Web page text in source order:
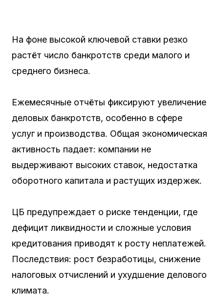
На фоне высокой ключевой ставки резко
растёт число банкротств среди малого и
среднего бизнеса.
Ежемесячные отчёты фиксируют увеличение
деловых банкротств, особенно в сфере
услуг и производства. Общая экономическая
активность падает: компании не
выдерживают высоких ставок, недостатка
оборотного капитала и растущих издержек.
ЦБ предупреждает о риске тенденции, где
дефицит ликвидности и сложные условия
кредитования приводят к росту неплатежей.
Последствия: рост безработицы, снижение
налоговых отчислений и ухудшение делового
климата.